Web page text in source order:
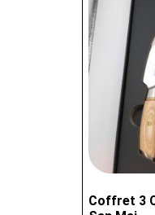
Coffret 3